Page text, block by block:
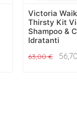
Victoria
Thirsty Kit
Shampoo &
Idratanti
63,00€ 56,70